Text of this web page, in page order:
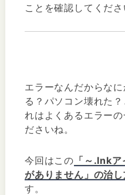
ことを確認してくださ
エラーなんだからな
る？パソコン壊れた
れはよくあるエラー
ださいね。
今回はこの 「～.Ink
がありません」の治
す。